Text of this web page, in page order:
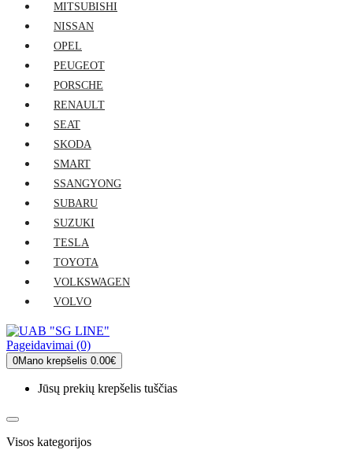
MITSUBISHI
NISSAN
OPEL
PEUGEOT
PORSCHE
RENAULT
SEAT
SKODA
SMART
SSANGYONG
SUBARU
SUZUKI
TESLA
TOYOTA
VOLKSWAGEN
VOLVO
Pageidavimai (0)
0Mano krepšelis 0.00€
Jūsų prekių krepšelis tuščias
Visos kategorijos